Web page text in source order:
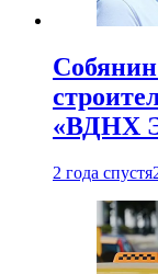
«ВДНХ
2 года спустя